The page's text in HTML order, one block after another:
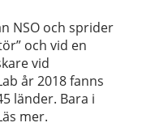
NSO och sprider
och vid en
vid
år 2018 fanns
länder. Bara i
mer.